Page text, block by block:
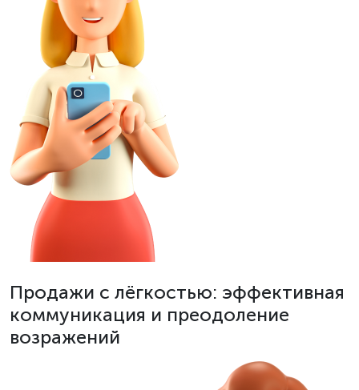
Продажи с лёгкостью: эффективная
коммуникация и преодоление
возражений